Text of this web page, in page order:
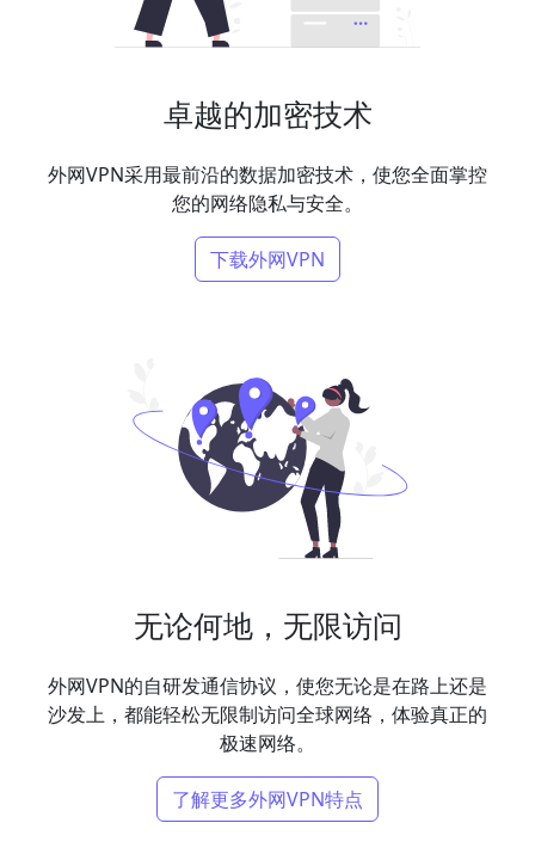
卓越的加密技术
外网VPN采用最前沿的数据加密技术，使您全面掌控
您的网络隐私与安全。
下载外网VPN
无论何地，无限访问
外网VPN的自研发通信协议，使您无论是在路上还是
沙发上，都能轻松无限制访问全球网络，体验真正的
极速网络。
了解更多外网VPN特点